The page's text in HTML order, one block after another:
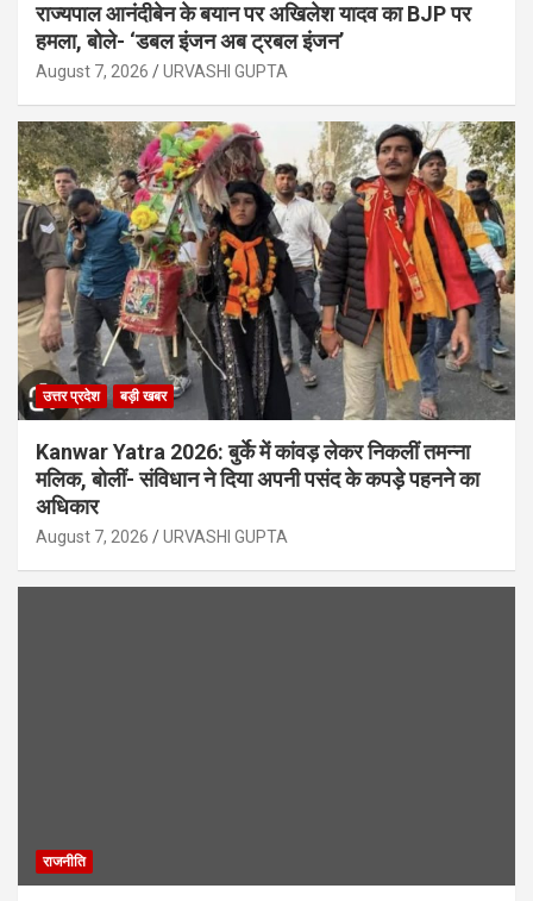
राज्यपाल आनंदीबेन के बयान पर अखिलेश यादव का BJP पर
हमला, बोले- ‘डबल इंजन अब ट्रबल इंजन’
August 7, 2026 URVASHI GUPTA
उत्तर प्रदेश बड़ी खबर
Kanwar Yatra 2026: बुर्के में कांवड़ लेकर निकलीं तमन्ना
मलिक, बोलीं- संविधान ने दिया अपनी पसंद के कपड़े पहनने का
अधिकार
August 7, 2026 URVASHI GUPTA
राजनीति